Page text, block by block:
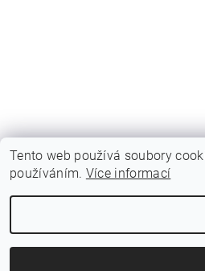
Tento web používá soubory
používáním. Více informací